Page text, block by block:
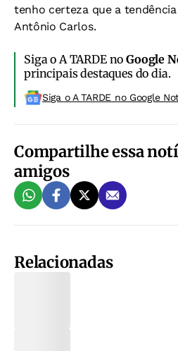
tenho certeza que a
Antônio Carlos.
Siga o A TARDE noGoogle
principais destaques do dia.
Siga o A TARDE no Google
Compartilhe essa
amigos
Relacionadas